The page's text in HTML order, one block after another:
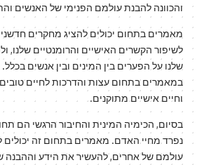
והכוונה להבנת עולמם הפנימי של האנשים
מאמרים בתחום יכולים להציג מחקרים
לשיפור הקשרים האישיים והרומנטיים שלנו,
שלנו על הפערים בין המינים ובין אנשים בכלל.
במאמרים בתחום עצות והדרכות לחיים
וחיים אישיים מתוקנים.
בסיום, הכימיה המינית והחיבור הרגשי הם
נפרד מחיי האדם. מאמרים בתחום זה יכולים
עולמם של אחרים, להעשיר את הידע וההבנה